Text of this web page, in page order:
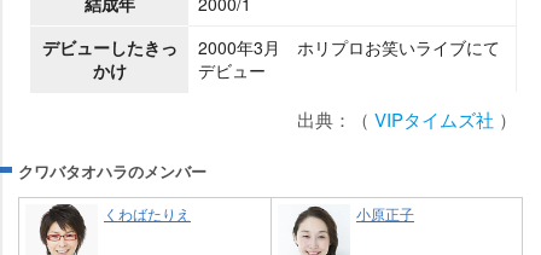
デビューしたきっ
かけ
2000年3月 ホリプロお笑いライブにて
デビュー
出典：（ VIPタイムズ社 ）
クワバタオハラのメンバー
くわばたりえ 小原正子